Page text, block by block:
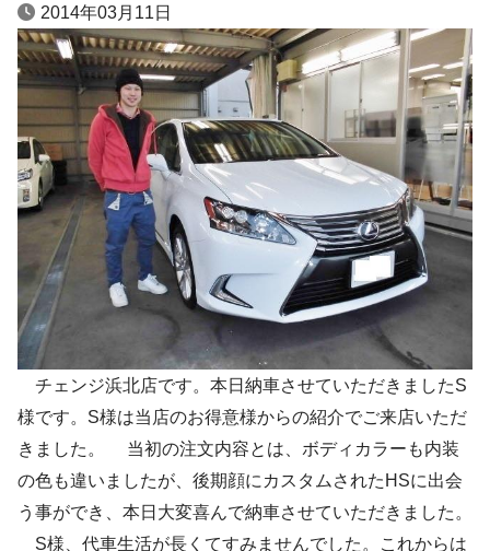
2014年03月11日
チェンジ浜北店です。本日納車させていただきましたS
様です。S様は当店のお得意様からの紹介でご来店いただ
きました。 当初の注文内容とは、ボディカラーも内装
の色も違いましたが、後期顔にカスタムされたHSに出会
う事ができ、本日大変喜んで納車させていただきました。
S様、代車生活が長くてすみませんでした。これからは